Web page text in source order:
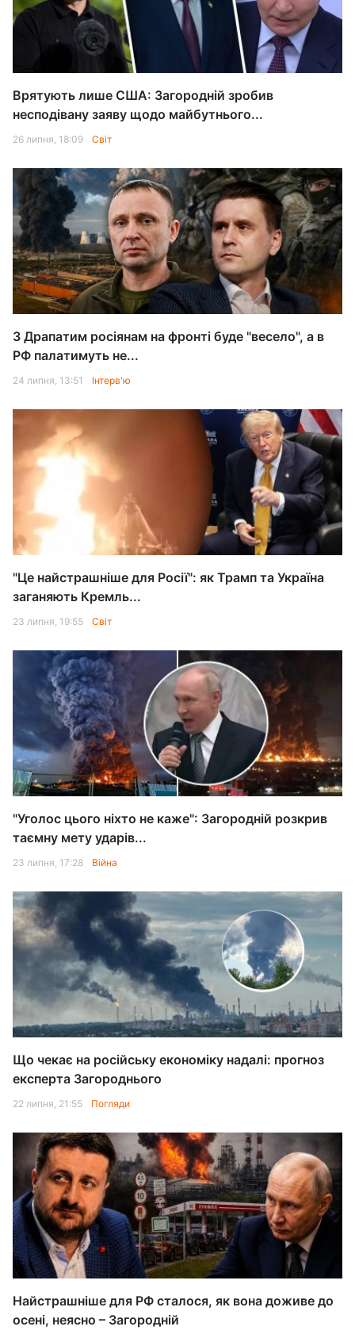
Врятують лише США: Загородній зробив
несподівану заяву щодо майбутнього...
26 липня, 18:09 Світ
З Драпатим росіянам на фронті буде "весело", а в
РФ палатимуть не...
24 липня, 13:51 Інтерв'ю
"Це найстрашніше для Росії": як Трамп та Україна
заганяють Кремль...
23 липня, 19:55 Світ
"Уголос цього ніхто не каже": Загородній розкрив
таємну мету ударів...
23 липня, 17:28 Війна
Що чекає на російську економіку надалі: прогноз
експерта Загороднього
22 липня, 21:55 Погляди
Найстрашніше для РФ сталося, як вона доживе до
осені, неясно – Загородній